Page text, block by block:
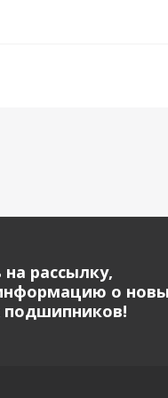
рассылку,
о
подшипников!